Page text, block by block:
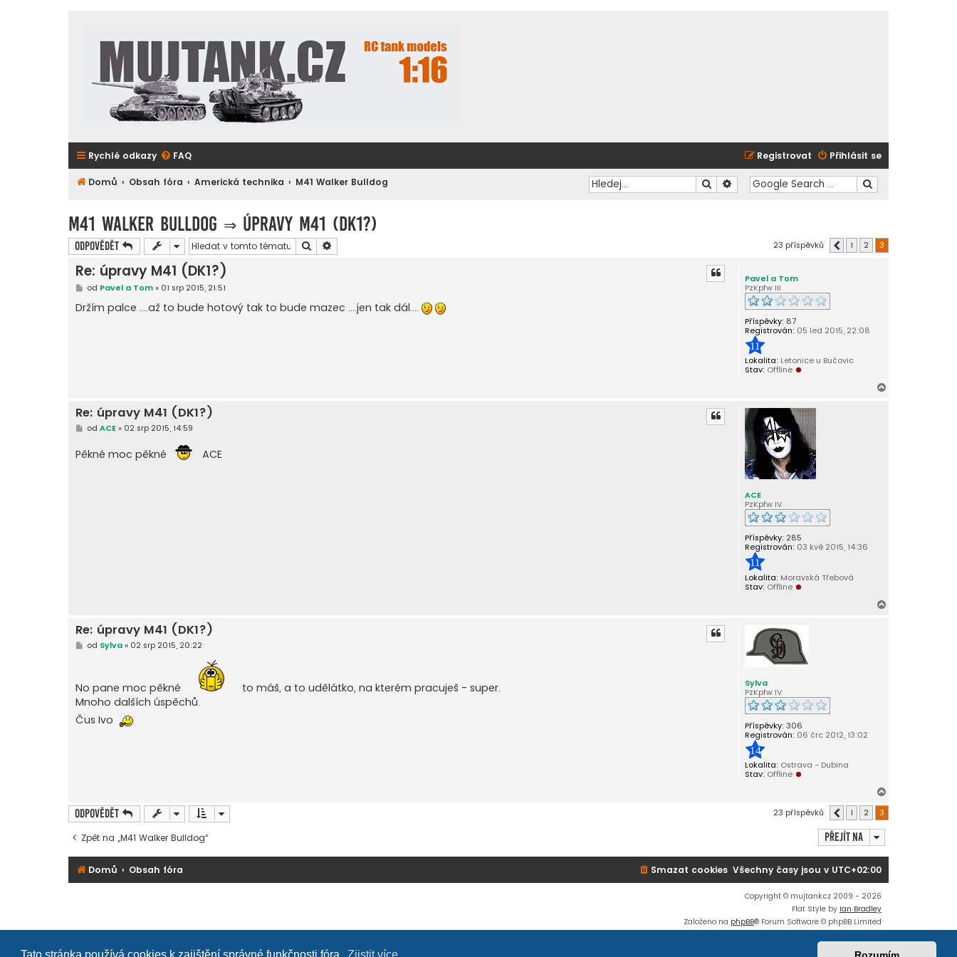
Rychlé odkazy FAQ Přihlásit se
Registrovat
Domů Obsah fóra Americká technika M41 Walker Bulldog Hledat Pokročilé hledání
M41 Walker Bulldog ⇒ úpravy M41 (DK1?)
Odpovědět Hledat 23 příspěvků Předchozí
1 2 3
Pavel a Tom
PzKpfw III
Příspěvky: 87
Registrován: 05 led 2015, 22:08
11
Lokalita: Letonice u Bučovic
Stav: Offline
Re: úpravy M41 (DK1?)
P
í
s
od Pavel a Tom» 01 srp 2015, 21:51
Držím palce ....až to bude hotový tak to bude mazec ....jen tak dál....
ACE
PzKpfw IV
Příspěvky: 285
Registrován: 03 kvě 2015, 14:36
11
Lokalita: Moravská Třebová
Stav: Offline
Re: úpravy M41 (DK1?)
P
s
od ACE» 02 srp 2015, 14:59
Pěkné moc pěkné ACE
Sylva
PzKpfw IV
Příspěvky: 306
Registrován: 06 črc 2012, 13:02
14
Lokalita: Ostrava - Dubina
Stav: Offline
Re: úpravy M41 (DK1?)
P
ě
v
e
k
od Sylva» 02 srp 2015, 20:22
No pane moc pěkné
to máš, a to udělátko, na kterém pracuješ - super.
Mnoho dalších úspěchů.
Čus Ivo
a
u
Odpovědět 23 příspěvků Předchozí
1 2 3
Zpět na „M41 Walker Bulldog“ Přejít na
Domů Obsah fóra Všechny časy jsou v UTC+02:00
Smazat cookies
Copyright © mujtank.cz 2009 - 2026
Flat Style by Ian Bradley
Založeno na phpBB® Forum Software © phpBB Limited
Soukromí